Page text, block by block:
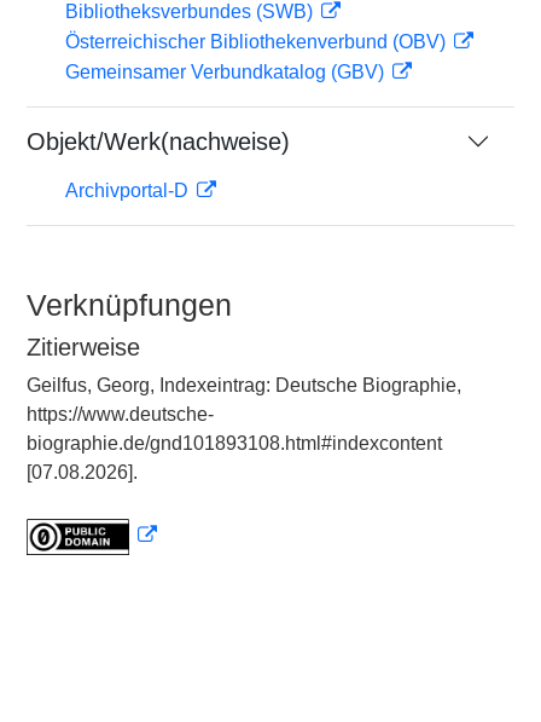
Bibliotheksverbundes (SWB)
Österreichischer Bibliothekenverbund (OBV)
Gemeinsamer Verbundkatalog (GBV)
Objekt/Werk(nachweise)
Archivportal-D
Verknüpfungen
Zitierweise
Geilfus, Georg, Indexeintrag: Deutsche Biographie,
https://www.deutsche-
biographie.de/gnd101893108.html#indexcontent
[07.08.2026].